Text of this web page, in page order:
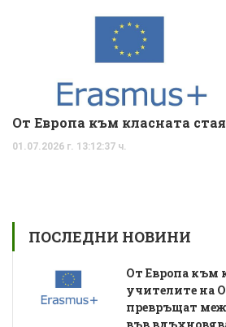
01.07.2026 г. 13:12:37 ч.
ПОСЛЕДНИ НОВИНИ
От Европа към
учителите на
превръщат